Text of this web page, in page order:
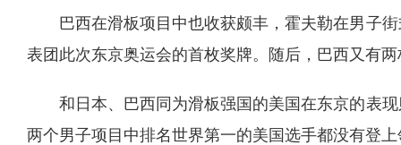
巴西在滑板项目中也收获颇丰，霍夫勒在男子
表团此次东京奥运会的首枚奖牌。随后，巴西又有
和日本、巴西同为滑板强国的美国在东京的表
两个男子项目中排名世界第一的美国选手都没有登